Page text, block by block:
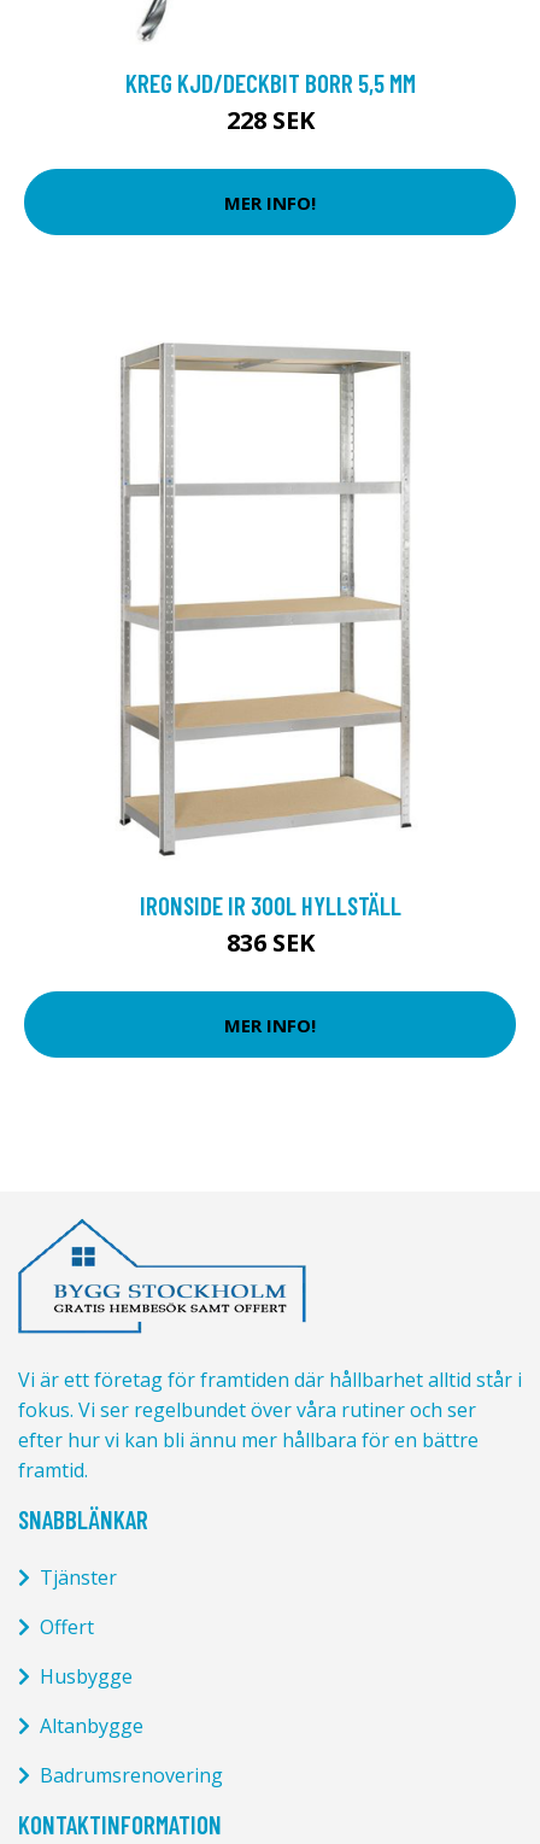
KREG KJD/DECKBIT BORR 5,5 MM
228 SEK
MER INFO!
IRONSIDE IR 300L HYLLSTÄLL
836 SEK
MER INFO!
Vi är ett företag för framtiden där hållbarhet alltid står i
fokus. Vi ser regelbundet över våra rutiner och ser
efter hur vi kan bli ännu mer hållbara för en bättre
framtid.
SNABBLÄNKAR
Tjänster
Offert
Husbygge
Altanbygge
Badrumsrenovering
KONTAKTINFORMATION